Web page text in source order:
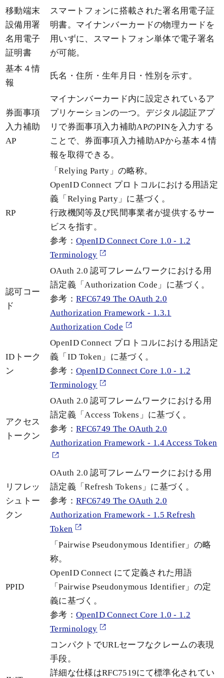
移動端末
設備用署
名用電子
証明書
スマートフォンに搭載された署名用電子証
明書。マイナンバーカードの物理カードを
用いずに、スマートフォン単体で電子署名
が可能。
基本４情
報
氏名・住所・生年月日・性別を示す。
券面事項
入力補助
AP
マイナンバーカード内に設定されているア
プリケーションの一つ。デジタル認証アプ
リで券面事項入力補助APのPINを入力する
ことで、券面事項入力補助APから基本４情
報を取得できる。
RP
「Relying Party」の略称。
OpenID Connect プロトコルにおける用語定
義「Relying Party」に基づく。
行政機関等及び民間事業者が提供するサー
ビスを指す。
参考：OpenID Connect Core 1.0 - 1.2
Terminology
認可コー
ド
OAuth 2.0 認可フレームワークにおける用
語定義「Authorization Code」に基づく。
参考：RFC6749 The OAuth 2.0
Authorization Framework - 1.3.1
Authorization Code
IDトーク
ン
OpenID Connect プロトコルにおける用語定
義「ID Token」に基づく。
参考：OpenID Connect Core 1.0 - 1.2
Terminology
アクセス
トークン
OAuth 2.0 認可フレームワークにおける用
語定義「Access Tokens」に基づく。
参考：RFC6749 The OAuth 2.0
Authorization Framework - 1.4 Access Token
リフレッ
シュトー
クン
OAuth 2.0 認可フレームワークにおける用
語定義「Refresh Tokens」に基づく。
参考：RFC6749 The OAuth 2.0
Authorization Framework - 1.5 Refresh
Token
PPID
「Pairwise Pseudonymous Identifier」の略
称。
OpenID Connect にて定義された用語
「Pairwise Pseudonymous Identifier」の定
義に基づく。
参考：OpenID Connect Core 1.0 - 1.2
Terminology
コンパクトでURLセーフなクレームの表現
手段。
詳細な仕様はRFC7519にて標準化されてい